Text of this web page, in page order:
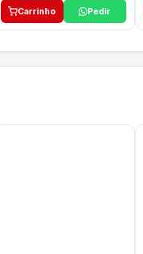
Carrinho Pedir